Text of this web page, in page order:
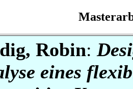
Robin:
eines